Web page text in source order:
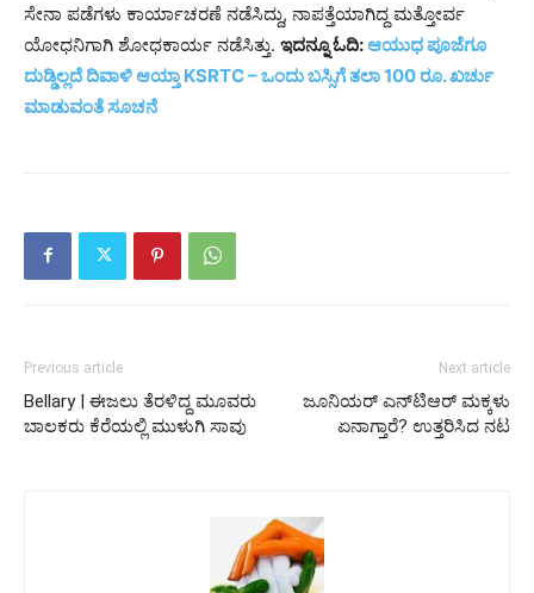
ಸೇನಾ ಪಡೆಗಳು ಕಾರ್ಯಾಚರಣೆ ನಡೆಸಿದ್ದು, ನಾಪತ್ತೆಯಾಗಿದ್ದ ಮತ್ತೋರ್ವ
ಯೋಧನಿಗಾಗಿ ಶೋಧಕಾರ್ಯ ನಡೆಸಿತ್ತು. ಇದನ್ನೂ ಓದಿ:ಆಯುಧ ಪೂಜೆಗೂ
ದುಡ್ಡಿಲ್ಲದೆ ದಿವಾಳಿ ಆಯ್ತಾ KSRTC – ಒಂದು ಬಸ್ಸಿಗೆ ತಲಾ 100 ರೂ. ಖರ್ಚು
ಮಾಡುವಂತೆ ಸೂಚನೆ
Previous article
Bellary | ಈಜಲು ತೆರಳಿದ್ದ ಮೂವರು
ಬಾಲಕರು ಕೆರೆಯಲ್ಲಿ ಮುಳುಗಿ ಸಾವು
Next article
ಜೂನಿಯರ್ ಎನ್​ಟಿಆರ್ ಮಕ್ಕಳು
ಏನಾಗ್ತಾರೆ? ಉತ್ತರಿಸಿದ ನಟ